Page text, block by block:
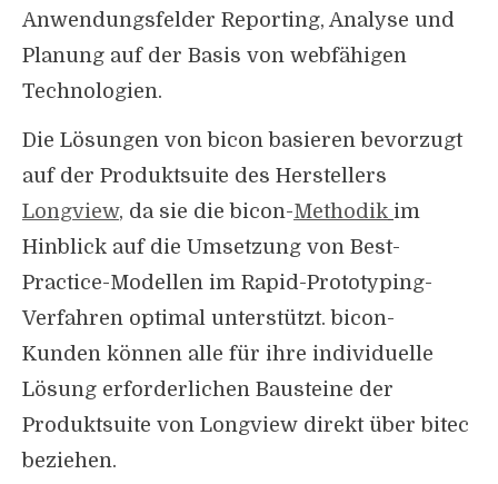
Anwendungsfelder Reporting, Analyse und
Planung auf der Basis von webfähigen
Technologien.
Die Lösungen von bicon basieren bevorzugt
auf der Produktsuite des Herstellers
Longview, da sie die bicon-Methodik im
Hinblick auf die Umsetzung von Best-
Practice-Modellen im Rapid-Prototyping-
Verfahren optimal unterstützt. bicon-
Kunden können alle für ihre individuelle
Lösung erforderlichen Bausteine der
Produktsuite von Longview direkt über bitec
beziehen.